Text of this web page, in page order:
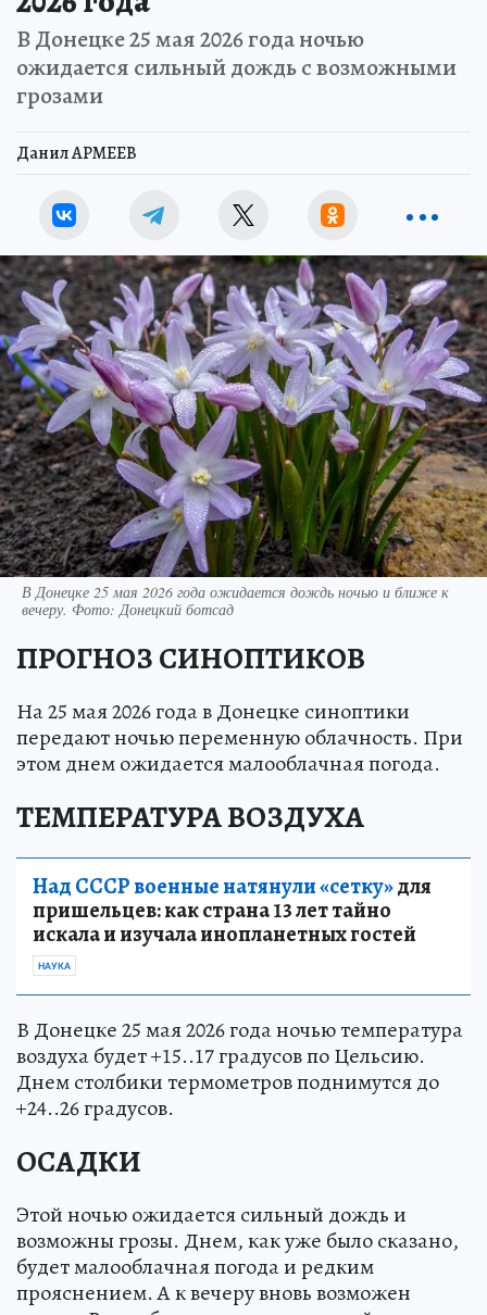
В Донецке 25 мая 2026 года ночью
ожидается сильный дождь с возможными
грозами
Данил АРМЕЕВ
В Донецке 25 мая 2026 года ожидается дождь ночью и ближе к
вечеру. Фото: Донецкий ботсад
ПРОГНОЗ СИНОПТИКОВ
На 25 мая 2026 года в Донецке синоптики
передают ночью переменную облачность. При
этом днем ожидается малооблачная погода.
ТЕМПЕРАТУРА ВОЗДУХА
Над СССР военные натянули «сетку»для
пришельцев: как страна 13 лет тайно
искала и изучала инопланетных гостей
НАУКА
В Донецке 25 мая 2026 года ночью температура
воздуха будет +15..17 градусов по Цельсию.
Днем столбики термометров поднимутся до
+24..26 градусов.
ОСАДКИ
Этой ночью ожидается сильный дождь и
возможны грозы. Днем, как уже было сказано,
будет малооблачная погода и редким
прояснением. А к вечеру вновь возможен